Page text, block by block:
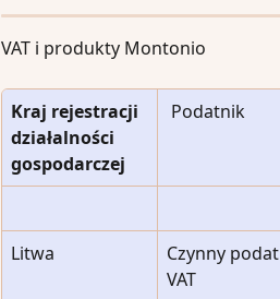
VAT i produkty Montonio
Kraj rejestracji
działalności
gospodarczej
Podatnik
Litwa
Czynny
VAT